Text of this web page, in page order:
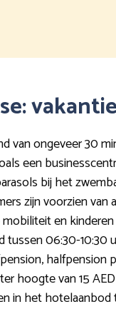
ongeveer 30
een
bij het
zijn voorzien
en
06:30-
halfpension
hoogte van 15
in het